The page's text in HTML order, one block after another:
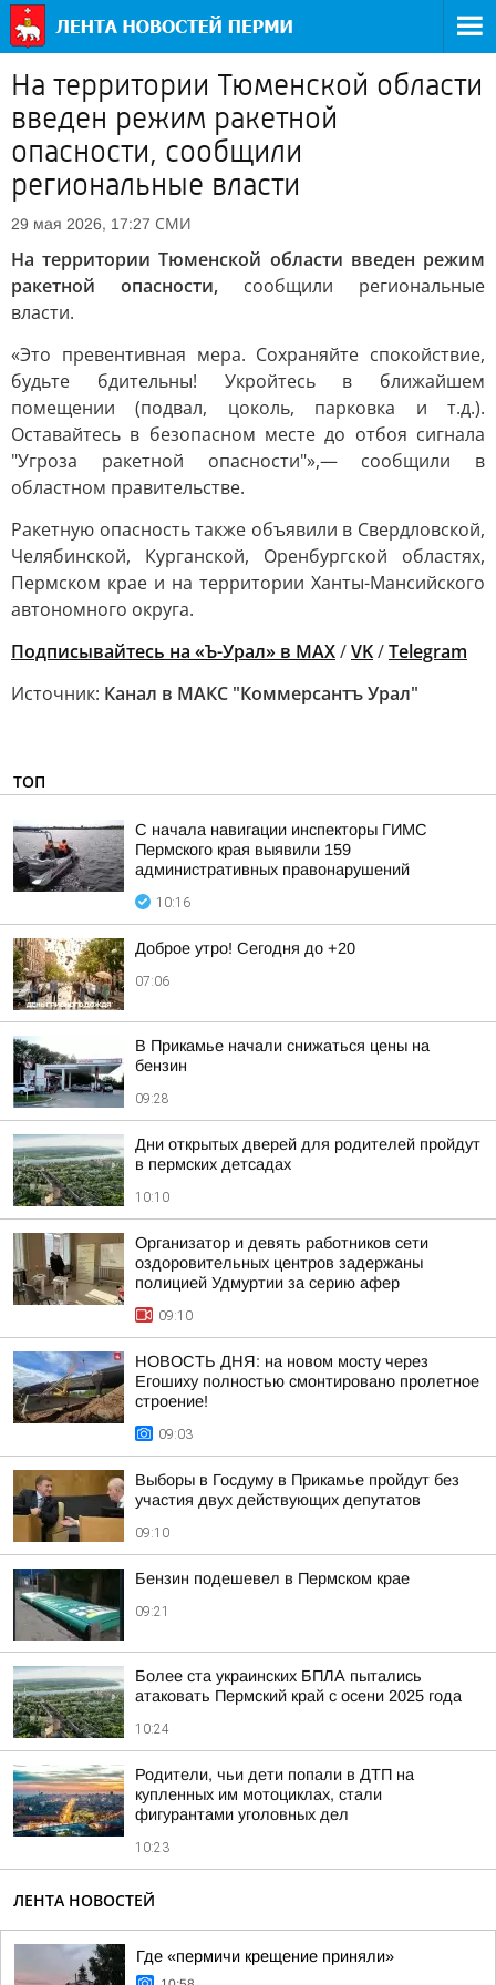
На территории Тюменской области
введен режим ракетной
опасности, сообщили
региональные власти
29 мая 2026, 17:27 СМИ
На территории Тюменской области введен режим
ракетной опасности, сообщили региональные
власти.
«Это превентивная мера. Сохраняйте спокойствие,
будьте бдительны! Укройтесь в ближайшем
помещении (подвал, цоколь, парковка и т.д.).
Оставайтесь в безопасном месте до отбоя сигнала
"Угроза ракетной опасности"»,— сообщили в
областном правительстве.
Ракетную опасность также объявили в Свердловской,
Челябинской, Курганской, Оренбургской областях,
Пермском крае и на территории Ханты-Мансийского
автономного округа.
Подписывайтесь на «Ъ-Урал» в MAX/VK/Telegram
Источник: Канал в МАКС "Коммерсантъ Урал"
ТОП
С начала навигации инспекторы ГИМС
Пермского края выявили 159
административных правонарушений
10:16
Доброе утро! Сегодня до +20
07:06
В Прикамье начали снижаться цены на
бензин
09:28
Дни открытых дверей для родителей пройдут
в пермских детсадах
10:10
Организатор и девять работников сети
оздоровительных центров задержаны
полицией Удмуртии за серию афер
09:10
НОВОСТЬ ДНЯ: на новом мосту через
Егошиху полностью смонтировано пролетное
строение!
09:03
Выборы в Госдуму в Прикамье пройдут без
участия двух действующих депутатов
09:10
Бензин подешевел в Пермском крае
09:21
Более ста украинских БПЛА пытались
атаковать Пермский край с осени 2025 года
10:24
Родители, чьи дети попали в ДТП на
купленных им мотоциклах, стали
фигурантами уголовных дел
10:23
ЛЕНТА НОВОСТЕЙ
Где «пермичи крещение приняли»